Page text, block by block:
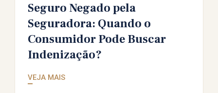
Seguro Negado pela
Seguradora: Quando o
Consumidor Pode Buscar
Indenização?
VEJA MAIS